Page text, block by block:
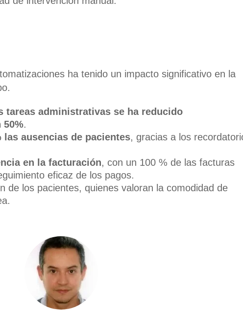
ha tenido un impacto significativo en la
tareas administrativas se ha reducido
50%.
las ausencias de pacientes, gracias a los
en la facturación, con un 100 % de las facturas
eficaz de los pagos.
de los pacientes, quienes valoran la comodidad de